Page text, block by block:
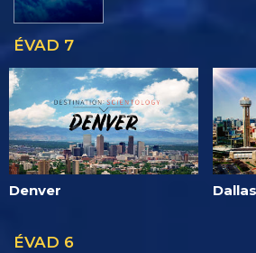
ÉVAD 7
Denver Dallas
ÉVAD 6